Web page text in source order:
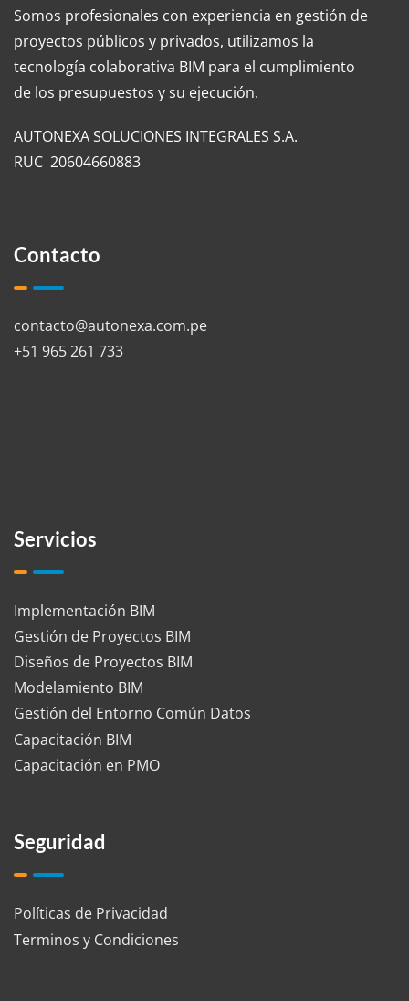
Somos profesionales con experiencia en gestión de
proyectos públicos y privados, utilizamos la
tecnología colaborativa BIM para el cumplimiento
de los presupuestos y su ejecución.
AUTONEXA SOLUCIONES INTEGRALES S.A.
RUC 20604660883
Contacto
contacto@autonexa.com.pe
+51 965 261 733
Servicios
Implementación BIM
Gestión de Proyectos BIM
Diseños de Proyectos BIM
Modelamiento BIM
Gestión del Entorno Común Datos
Capacitación BIM
Capacitación en PMO
Seguridad
Políticas de Privacidad
Terminos y Condiciones